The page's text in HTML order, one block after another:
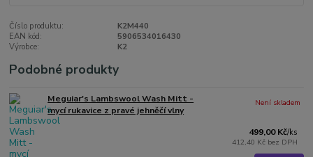
Číslo produktu:
K2M440
EAN kód:
5906534016430
Výrobce:
K2
Podobné produkty
Meguiar's Lambswool Wash Mitt -
mycí rukavice z pravé jehněčí vlny
499,00 Kč/ks
412,40 Kč bez DPH
Není skladem